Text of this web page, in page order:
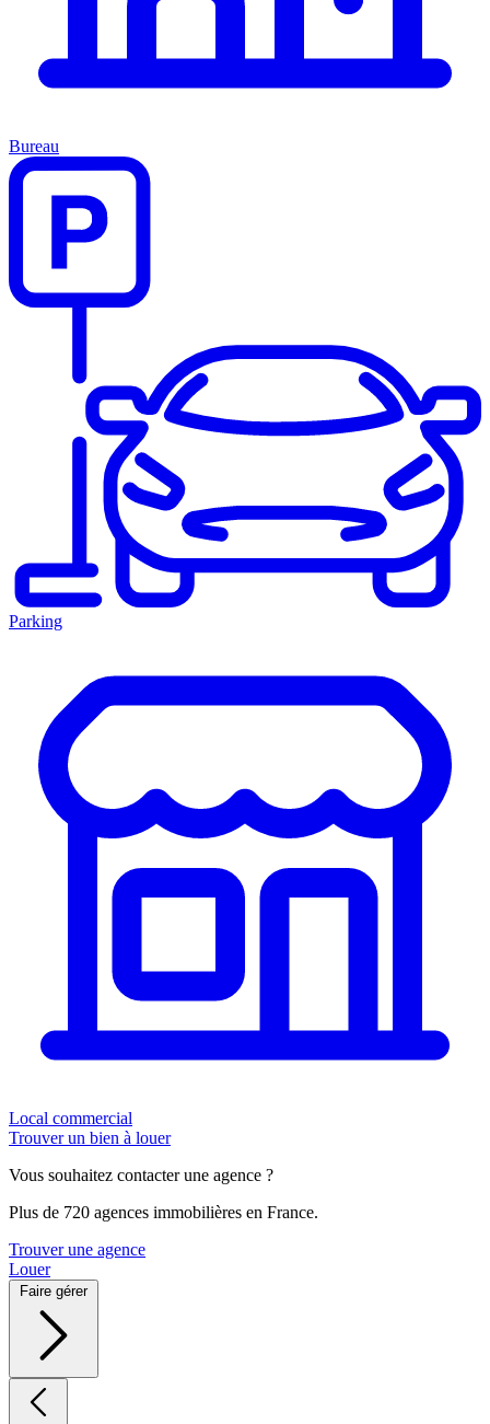
Bureau
Parking
Local commercial
Trouver un bien à louer
Vous souhaitez contacter une agence ?
Plus de 720 agences immobilières en France.
Trouver une agence
Louer
Faire gérer